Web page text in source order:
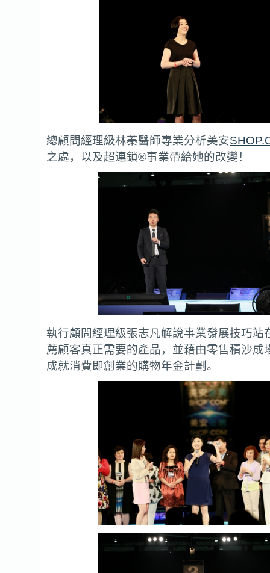
總顧問經理級林蓁醫師專業分析美安
之處，以及超連鎖®事業帶給她的改變！
執行顧問經理級張志凡解說事業發展技巧站
薦顧客真正需要的產品，並藉由零售積沙成
成就消費即創業的購物年金計劃。